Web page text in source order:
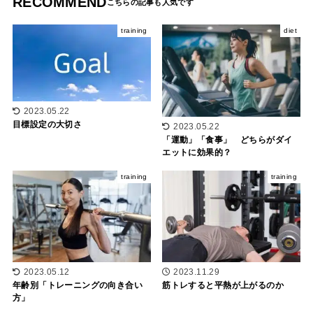
training
2023.05.22
目標設定の大切さ
diet
2023.05.22
「運動」「食事」 どちらがダイ
エットに効果的？
training
2023.05.12
年齢別「トレーニングの向き合い
方」
training
2023.11.29
筋トレすると平熱が上がるのか